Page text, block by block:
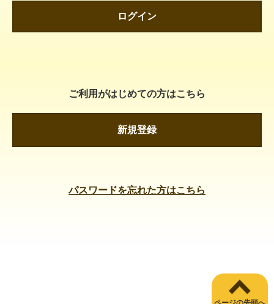
ログイン
ご利用がはじめての方はこちら
新規登録
パスワードを忘れた方はこちら